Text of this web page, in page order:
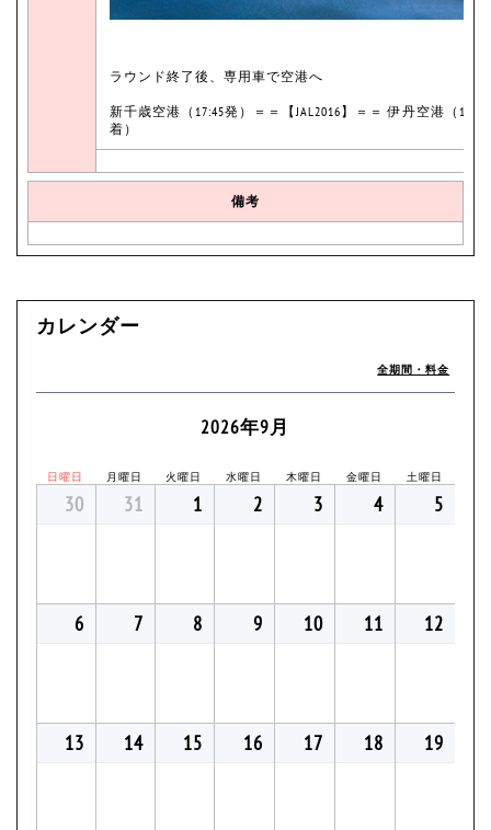
ラウンド終了後、専用車で空港へ
新千歳空港（17:45発）＝＝【JAL2016】＝＝ 伊丹空港（19:40
着）
備考
カレンダー
全期間・料金
2026年9月
日曜日 月曜日 火曜日 水曜日 木曜日 金曜日 土曜日
30 31 1 2 3 4 5
6 7 8 9 10 11 12
13 14 15 16 17 18 19